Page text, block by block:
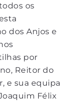
os
dos Anjos e
por
Reitor do
e sua equipa
Félix